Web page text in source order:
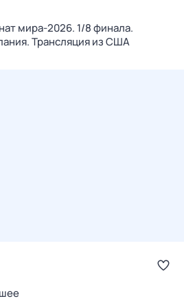
мира-2026. 1/8 финала.
Трансляция из США